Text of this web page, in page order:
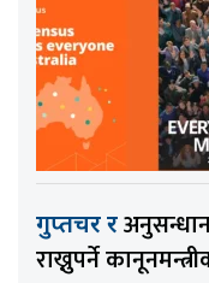
गुप्तचर र
राख्नुपर्ने